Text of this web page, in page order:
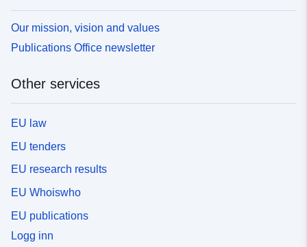
Our mission, vision and values
Publications Office newsletter
Other services
EU law
EU tenders
EU research results
EU Whoiswho
EU publications
Logg inn